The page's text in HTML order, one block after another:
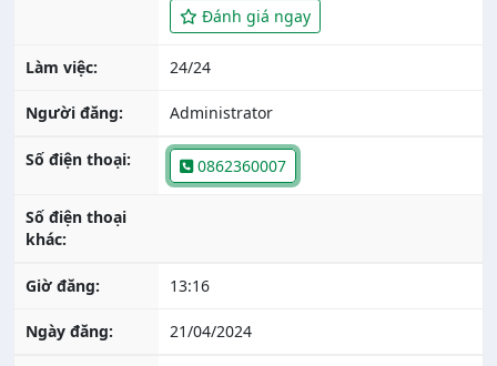
Đánh giá ngay
Làm việc: 24/24
Người đăng: Administrator
Số điện thoại: 0862360007
Số điện thoại
khác:
Giờ đăng: 13:16
Ngày đăng: 21/04/2024